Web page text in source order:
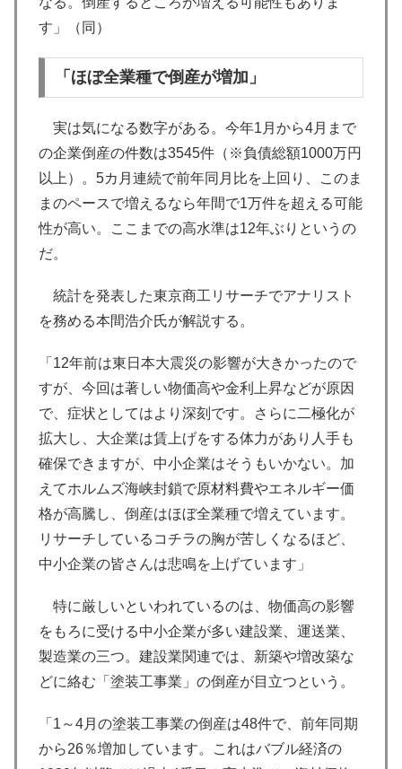
す」（同）
「ほぼ全業種で倒産が増加」
実は気になる数字がある。今年1月から4月まで
の企業倒産の件数は3545件（※負債総額1000万円
以上）。5カ月連続で前年同月比を上回り、このま
まのペースで増えるなら年間で1万件を超える可能
性が高い。ここまでの高水準は12年ぶりというの
だ。
統計を発表した東京商工リサーチでアナリスト
を務める本間浩介氏が解説する。
「12年前は東日本大震災の影響が大きかったので
すが、今回は著しい物価高や金利上昇などが原因
で、症状としてはより深刻です。さらに二極化が
拡大し、大企業は賃上げをする体力があり人手も
確保できますが、中小企業はそうもいかない。加
えてホルムズ海峡封鎖で原材料費やエネルギー価
格が高騰し、倒産はほぼ全業種で増えています。
リサーチしているコチラの胸が苦しくなるほど、
中小企業の皆さんは悲鳴を上げています」
特に厳しいといわれているのは、物価高の影響
をもろに受ける中小企業が多い建設業、運送業、
製造業の三つ。建設業関連では、新築や増改築な
どに絡む「塗装工事業」の倒産が目立つという。
「1～4月の塗装工事業の倒産は48件で、前年同期
から26％増加しています。これはバブル経済の